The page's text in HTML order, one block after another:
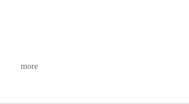
more